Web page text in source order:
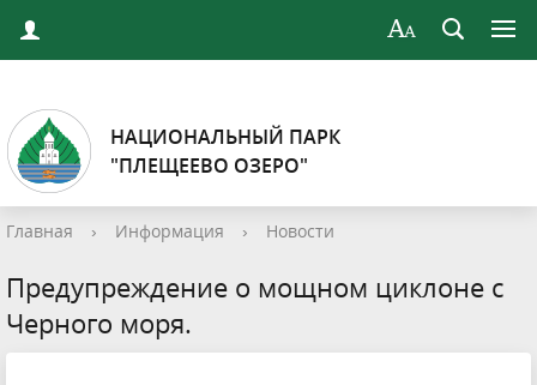
НАЦИОНАЛЬНЫЙ ПАРК
"ПЛЕЩЕЕВО ОЗЕРО"
Главная › Информация › Новости
Предупреждение о мощном циклоне с
Черного моря.